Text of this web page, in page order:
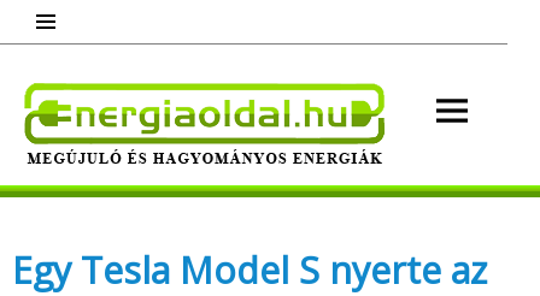
content
Megújuló és hagyományos energiák.
Egy Tesla Model S nyerte az